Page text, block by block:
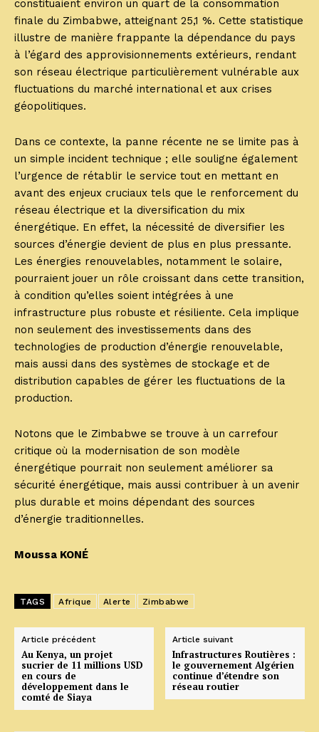
constituaient environ un quart de la consommation
finale du Zimbabwe, atteignant 25,1 %. Cette statistique
illustre de manière frappante la dépendance du pays
à l’égard des approvisionnements extérieurs, rendant
son réseau électrique particulièrement vulnérable aux
fluctuations du marché international et aux crises
géopolitiques.
Dans ce contexte, la panne récente ne se limite pas à
un simple incident technique ; elle souligne également
l’urgence de rétablir le service tout en mettant en
avant des enjeux cruciaux tels que le renforcement du
réseau électrique et la diversification du mix
énergétique. En effet, la nécessité de diversifier les
sources d’énergie devient de plus en plus pressante.
Les énergies renouvelables, notamment le solaire,
pourraient jouer un rôle croissant dans cette transition,
à condition qu’elles soient intégrées à une
infrastructure plus robuste et résiliente. Cela implique
non seulement des investissements dans des
technologies de production d’énergie renouvelable,
mais aussi dans des systèmes de stockage et de
distribution capables de gérer les fluctuations de la
production.
Notons que le Zimbabwe se trouve à un carrefour
critique où la modernisation de son modèle
énergétique pourrait non seulement améliorer sa
sécurité énergétique, mais aussi contribuer à un avenir
plus durable et moins dépendant des sources
d’énergie traditionnelles.
Moussa KONÉ
TAGS Afrique Alerte Zimbabwe
Article précédent
Au Kenya, un projet
sucrier de 11 millions USD
en cours de
développement dans le
comté de Siaya
Article suivant
Infrastructures Routières :
le gouvernement Algérien
continue d’étendre son
réseau routier